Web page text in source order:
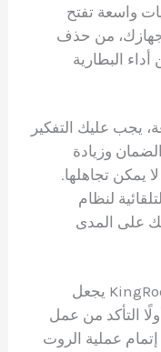
واسعة تفتح
بجهازك، من حذف
البطارية
يجب عليك التفكير
وزيادة
يمكن تجاهلها.
لنظام
على المدى
لا شك أن استخدام تطبيقات مثل KingRoot يجعل
التأكد من عمل
إتمام عملية الروت